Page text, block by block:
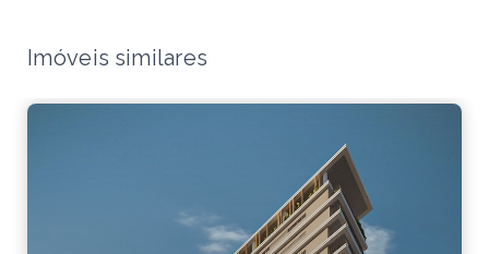
Imóveis similares